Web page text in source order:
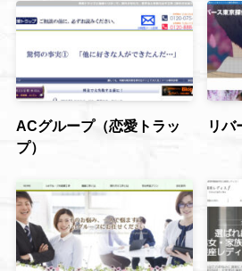
ACグループ（恋愛トラッ
プ）
リバ